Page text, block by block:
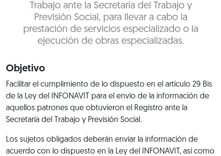
Trabajo ante la Secretaría del Trabajo y
Previsión Social, para llevar a cabo la
prestación de servicios especializado o la
ejecución de obras especializadas.
Objetivo
Facilitar el cumplimiento de lo dispuesto en el artículo 29 Bis
de la Ley del INFONAVIT para el envío de la información de
aquellos patrones que obtuvieron el Registro ante la
Secretaría del Trabajo y Previsión Social.
Los sujetos obligados deberán enviar la información de
acuerdo con lo dispuesto en la Ley del INFONAVIT, así como